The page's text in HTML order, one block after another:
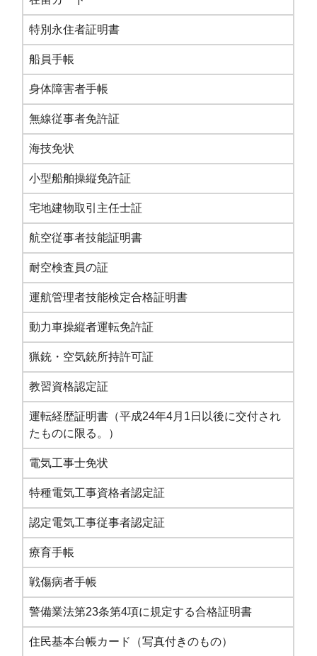
特別永住者証明書
船員手帳
身体障害者手帳
無線従事者免許証
海技免状
小型船舶操縦免許証
宅地建物取引主任士証
航空従事者技能証明書
耐空検査員の証
運航管理者技能検定合格証明書
動力車操縦者運転免許証
猟銃・空気銃所持許可証
教習資格認定証
運転経歴証明書（平成24年4月1日以後に交付され
たものに限る。）
電気工事士免状
特種電気工事資格者認定証
認定電気工事従事者認定証
療育手帳
戦傷病者手帳
警備業法第23条第4項に規定する合格証明書
住民基本台帳カード（写真付きのもの）